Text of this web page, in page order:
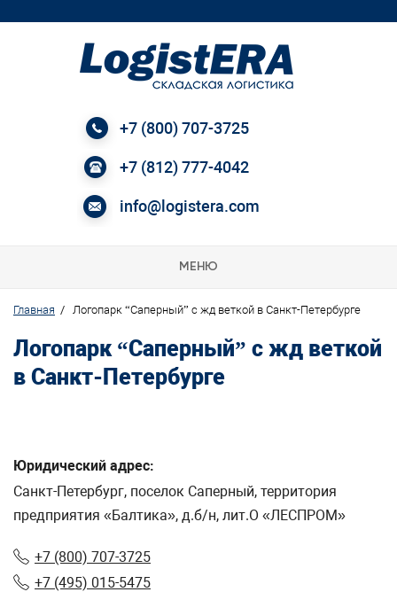
+7 (800) 707-3725
+7 (812) 777-4042
info@logistera.com
МЕНЮ
Главная / Логопарк “Саперный” с жд веткой в Санкт-Петербурге
Логопарк “Саперный” с жд веткой
в Санкт-Петербурге
Юридический адрес:
Санкт-Петербург, поселок Саперный, территория
предприятия «Балтика», д.б/н, лит.О «ЛЕСПРОМ»
+7 (800) 707-3725
+7 (495) 015-5475